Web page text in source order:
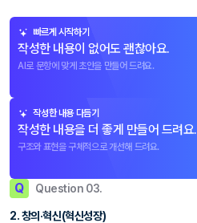
빠르게 시작하기
작성한 내용이 없어도 괜찮아요.
AI로 문항에 맞게 초안을 만들어 드려요.
작성한 내용 다듬기
작성한 내용을 더 좋게 만들어 드려요.
구조와 표현을 구체적으로 개선해 드려요.
Q Question 03.
2. 창의·혁신(혁신성장)